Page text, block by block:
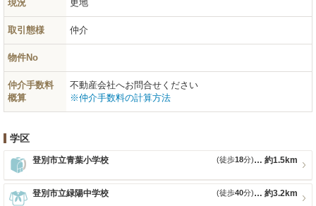
現況 更地
取引態様 仲介
物件No
仲介手数料
概算
不動産会社へお問合せください
※仲介手数料の計算方法
学区
登別市立青葉小学校 約1.5km
(徒歩18分)
登別市立緑陽中学校 約3.2km
(徒歩40分)